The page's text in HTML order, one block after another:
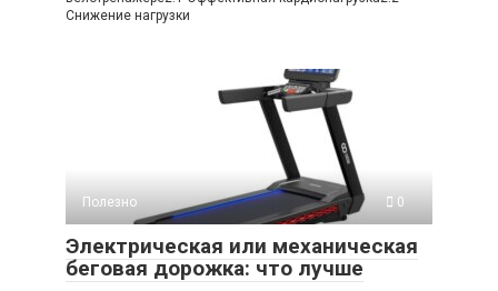
Снижение нагрузки
Полезно 0
Электрическая или механическая
беговая дорожка: что лучше